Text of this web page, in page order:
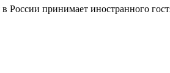
принимает иностранного